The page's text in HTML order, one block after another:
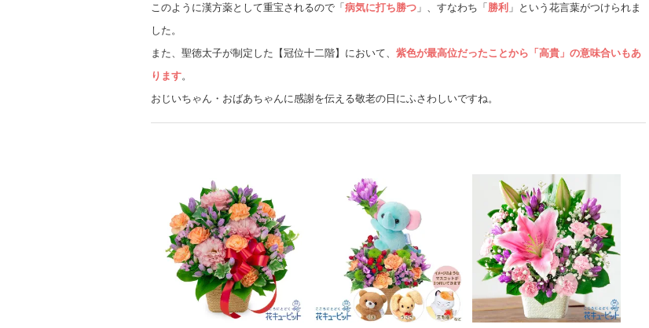
このように漢方薬として重宝されるので「 病気に打ち勝つ 」、すなわち「 勝利 」という花言葉がつけられま
した。
また、聖徳太子が制定した【冠位十二階】において、 紫色が最高位だったことから「高貴」の意味合いもあ
ります。
おじいちゃん・おばあちゃんに感謝を伝える敬老の日にふさわしいですね。